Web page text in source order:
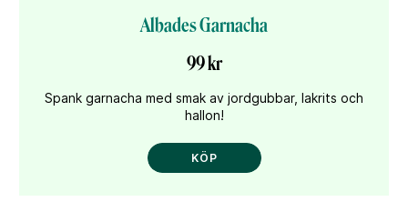
Albades Garnacha
99 kr
Spank garnacha med smak av jordgubbar, lakrits och
hallon!
KÖP